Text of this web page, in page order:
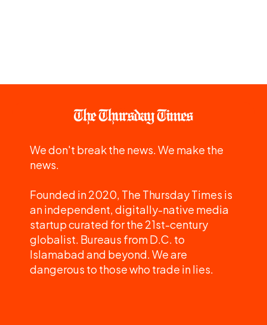
We don't break the news. We make the
news.
Founded in 2020, The Thursday Times is
an independent, digitally-native media
startup curated for the 21st-century
globalist. Bureaus from D.C. to
Islamabad and beyond. We are
dangerous to those who trade in lies.